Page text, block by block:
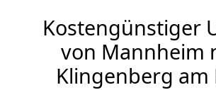
Kostengünstiger
von Mannheim
Klingenberg am